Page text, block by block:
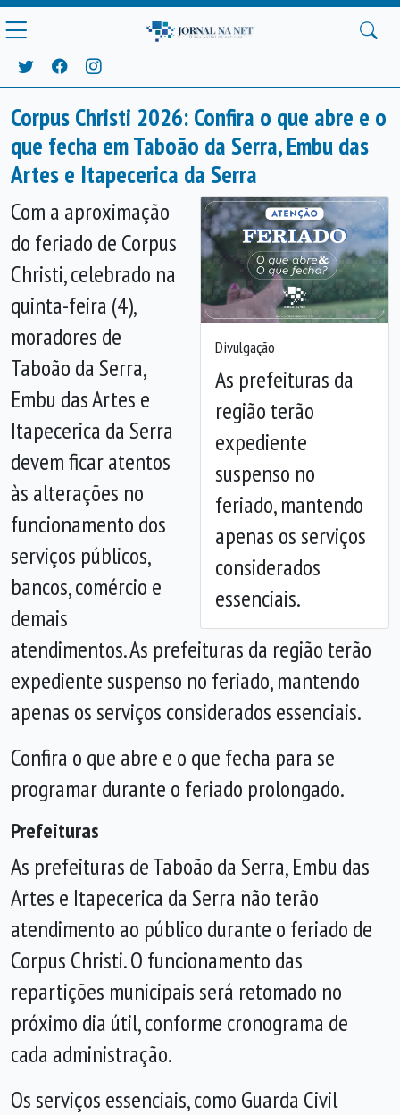
Corpus Christi 2026: Confira o que abre e o
que fecha em Taboão da Serra, Embu das
Artes e Itapecerica da Serra
Divulgação
As prefeituras da
região terão
expediente
suspenso no
feriado, mantendo
apenas os serviços
considerados
essenciais.
Anterior
Com a aproximação
do feriado de Corpus
Christi, celebrado na
quinta-feira (4),
moradores de
Taboão da Serra,
Embu das Artes e
Itapecerica da Serra
devem ficar atentos
às alterações no
funcionamento dos
serviços públicos,
bancos, comércio e
demais
atendimentos. As prefeituras da região terão
expediente suspenso no feriado, mantendo
apenas os serviços considerados essenciais.
Confira o que abre e o que fecha para se
programar durante o feriado prolongado.
Prefeituras
As prefeituras de Taboão da Serra, Embu das
Artes e Itapecerica da Serra não terão
atendimento ao público durante o feriado de
Corpus Christi. O funcionamento das
repartições municipais será retomado no
próximo dia útil, conforme cronograma de
cada administração.
Os serviços essenciais, como Guarda Civil